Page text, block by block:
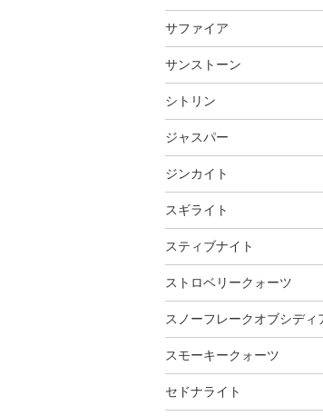
サファイア
サンストーン
シトリン
ジャスパー
ジンカイト
スギライト
スティブナイト
ストロベリークォーツ
スノーフレークオブシディ
スモーキークォーツ
セドナライト